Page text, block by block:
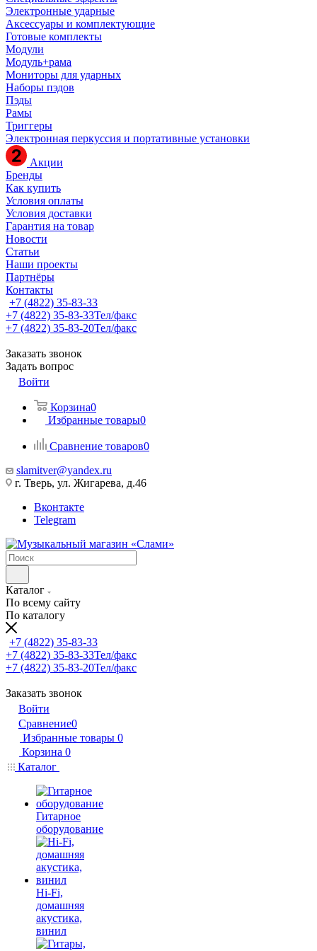
Электронные ударные
Аксессуары и комплектующие
Готовые комплекты
Модули
Модуль+рама
Мониторы для ударных
Наборы пэдов
Пэды
Рамы
Триггеры
Электронная перкуссия и портативные установки
Акции
Бренды
Как купить
Условия оплаты
Условия доставки
Гарантия на товар
Новости
Статьи
Наши проекты
Партнёры
Контакты
+7 (4822) 35-83-33
+7 (4822) 35-83-33Тел/факс
+7 (4822) 35-83-20Тел/факс
Заказать звонок
Задать вопрос
Войти
Корзина0
Избранные товары0
Сравнение товаров0
slamitver@yandex.ru
г. Тверь, ул. Жигарева, д.46
Вконтакте
Telegram
Каталог
По всему сайту
По каталогу
+7 (4822) 35-83-33
+7 (4822) 35-83-33Тел/факс
+7 (4822) 35-83-20Тел/факс
Заказать звонок
Войти
Сравнение0
Избранные товары 0
Корзина 0
Каталог
Гитарное
оборудование
Hi-Fi,
домашняя
акустика,
винил